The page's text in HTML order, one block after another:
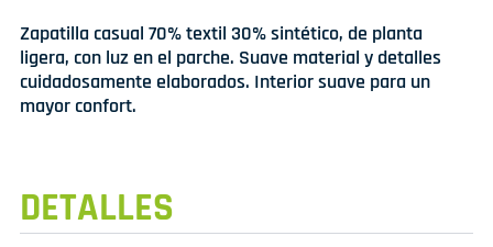
Zapatilla casual 70% textil 30% sintético, de planta
ligera, con luz en el parche. Suave material y detalles
cuidadosamente elaborados. Interior suave para un
mayor confort.
DETALLES